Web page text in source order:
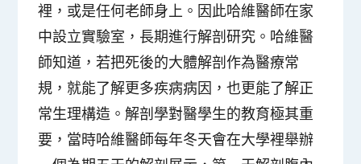
裡，或是任何老師身上。因此哈維醫師在家
中設立實驗室，長期進行解剖研究。哈維醫
師知道，若把死後的大體解剖作為醫療常
規，就能了解更多疾病病因，也更能了解正
常生理構造。解剖學對醫學生的教育極其重
要，當時哈維醫師每年冬天會在大學裡舉辦